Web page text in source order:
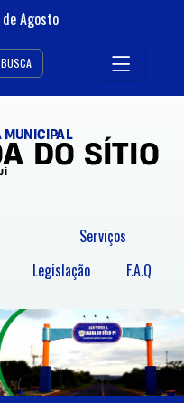
deAgosto
BUSCA
Serviços
Legislação F.A.Q